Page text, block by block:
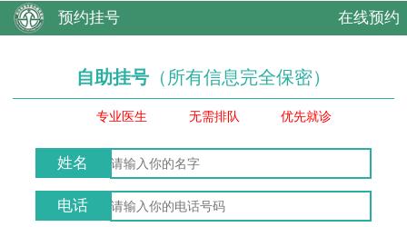
预约挂号 在线预约
自助挂号 （所有信息完全保密）
专业医生 无需排队 优先就诊
姓名
电话